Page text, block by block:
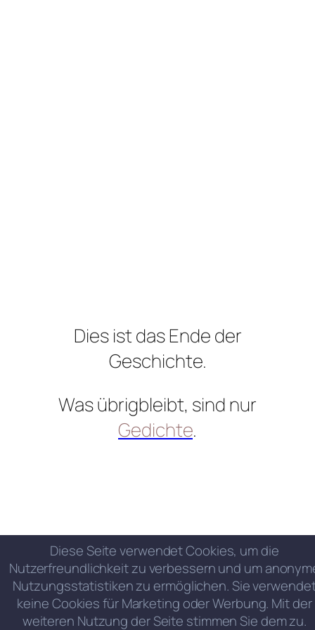
Dies ist das Ende der
Geschichte.
Was übrigbleibt, sind nur
Gedichte.
Diese Seite verwendet Cookies, um die
Nutzerfreundlichkeit zu verbessern und um
Nutzungsstatistiken zu ermöglichen. Sie
keine Cookies für Marketing oder Werbung. Mit der
weiteren Nutzung der Seite stimmen Sie dem zu.